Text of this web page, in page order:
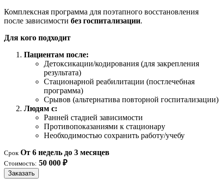
Комплексная программа для поэтапного восстановления
после зависимости без госпитализации.
Для кого подходит
Пациентам после:
Детоксикации/кодирования (для закрепления
результата)
Стационарной реабилитации (постлечебная
программа)
Срывов (альтернатива повторной госпитализации)
Людям с:
Ранней стадией зависимости
Противопоказаниями к стационару
Необходимостью сохранить работу/учебу
Срок От 6 недель до 3 месяцев
Стоимость: 50 000 ₽
Заказать